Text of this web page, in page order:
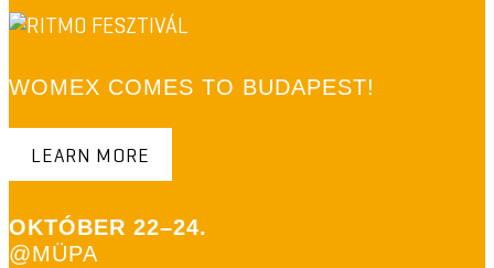
WOMEX COMES TO BUDAPEST!
LEARN MORE
OKTÓBER 22–24.
@MÜPA